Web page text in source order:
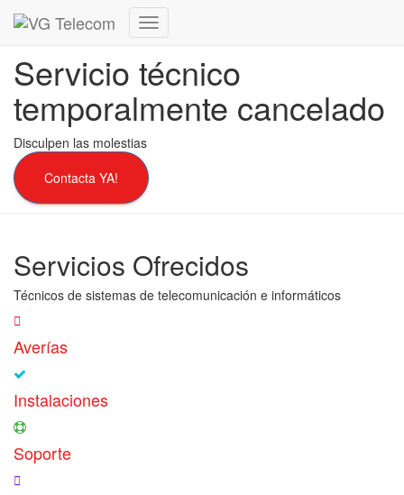
Cambiar
de
navegación
Servicio técnico
temporalmente cancelado
Disculpen las molestias
Contacta YA!
Servicios Ofrecidos
Técnicos de sistemas de telecomunicación e informáticos
Averías
Instalaciones
Soporte